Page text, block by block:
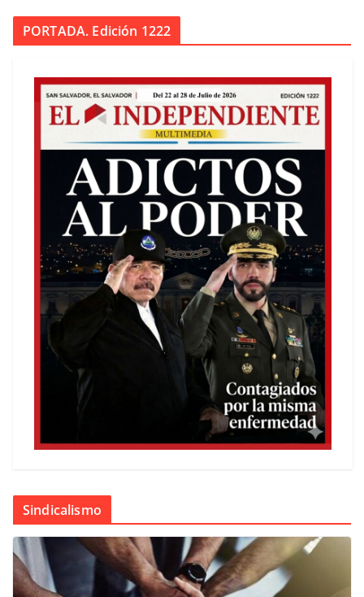
PORTADA. Edición 1222
Sindicalismo